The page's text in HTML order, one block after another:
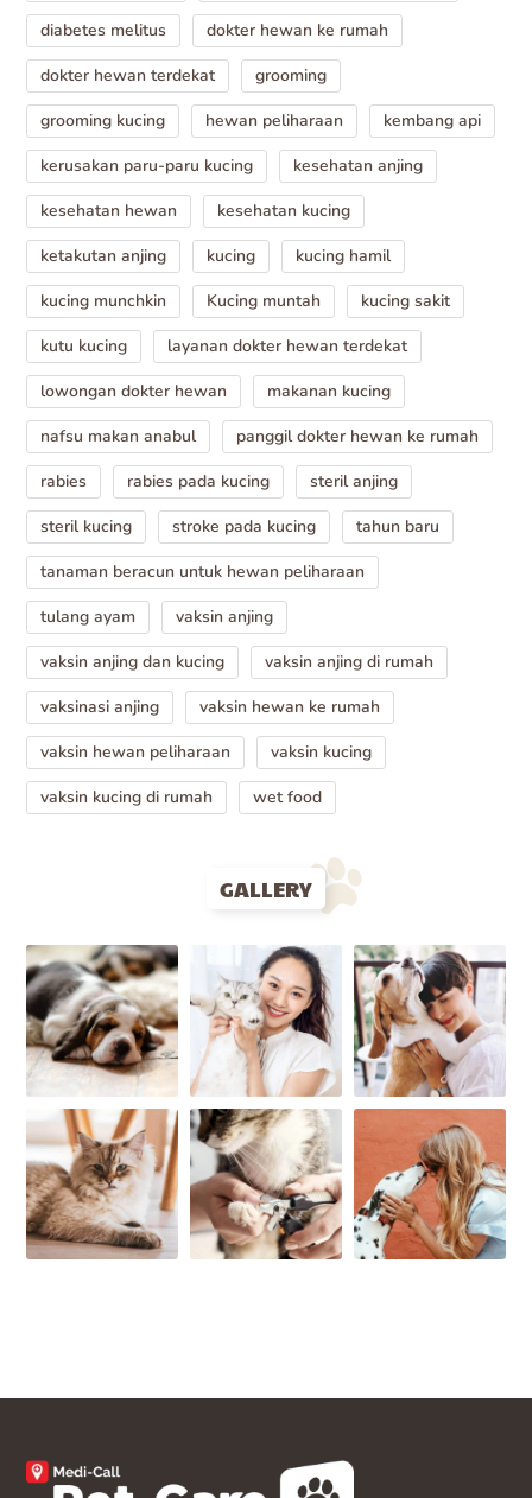
diabetes melitus
dokter hewan ke rumah
dokter hewan terdekat
grooming
grooming kucing
hewan peliharaan
kembang api
kerusakan paru-paru kucing
kesehatan anjing
kesehatan hewan
kesehatan kucing
ketakutan anjing
kucing
kucing hamil
kucing munchkin
Kucing muntah
kucing sakit
kutu kucing
layanan dokter hewan terdekat
lowongan dokter hewan
makanan kucing
nafsu makan anabul
panggil dokter hewan ke rumah
rabies
rabies pada kucing
steril anjing
steril kucing
stroke pada kucing
tahun baru
tanaman beracun untuk hewan peliharaan
tulang ayam
vaksin anjing
vaksin anjing dan kucing
vaksin anjing di rumah
vaksinasi anjing
vaksin hewan ke rumah
vaksin hewan peliharaan
vaksin kucing
vaksin kucing di rumah
wet food
GALLERY